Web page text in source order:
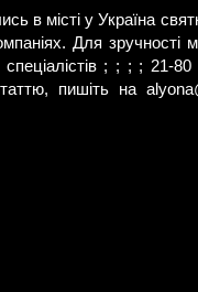
в місті у Україна
Для зручності
; ; ; ; 21-
пишіть на